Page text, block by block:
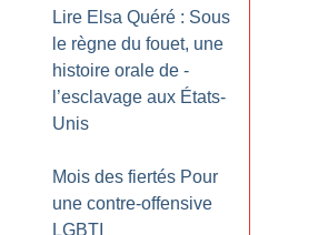
Lire Elsa Quéré : Sous
le règne du fouet, une
histoire orale de ­
l’esclavage aux États-
Unis
Mois des fiertés Pour
une contre-offensive
LGBTI